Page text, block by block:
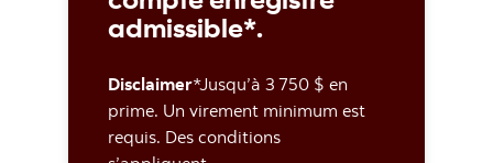
admissible*.
Disclaimer*Jusqu’à 3 750 $ en
prime. Un virement minimum est
requis. Des conditions